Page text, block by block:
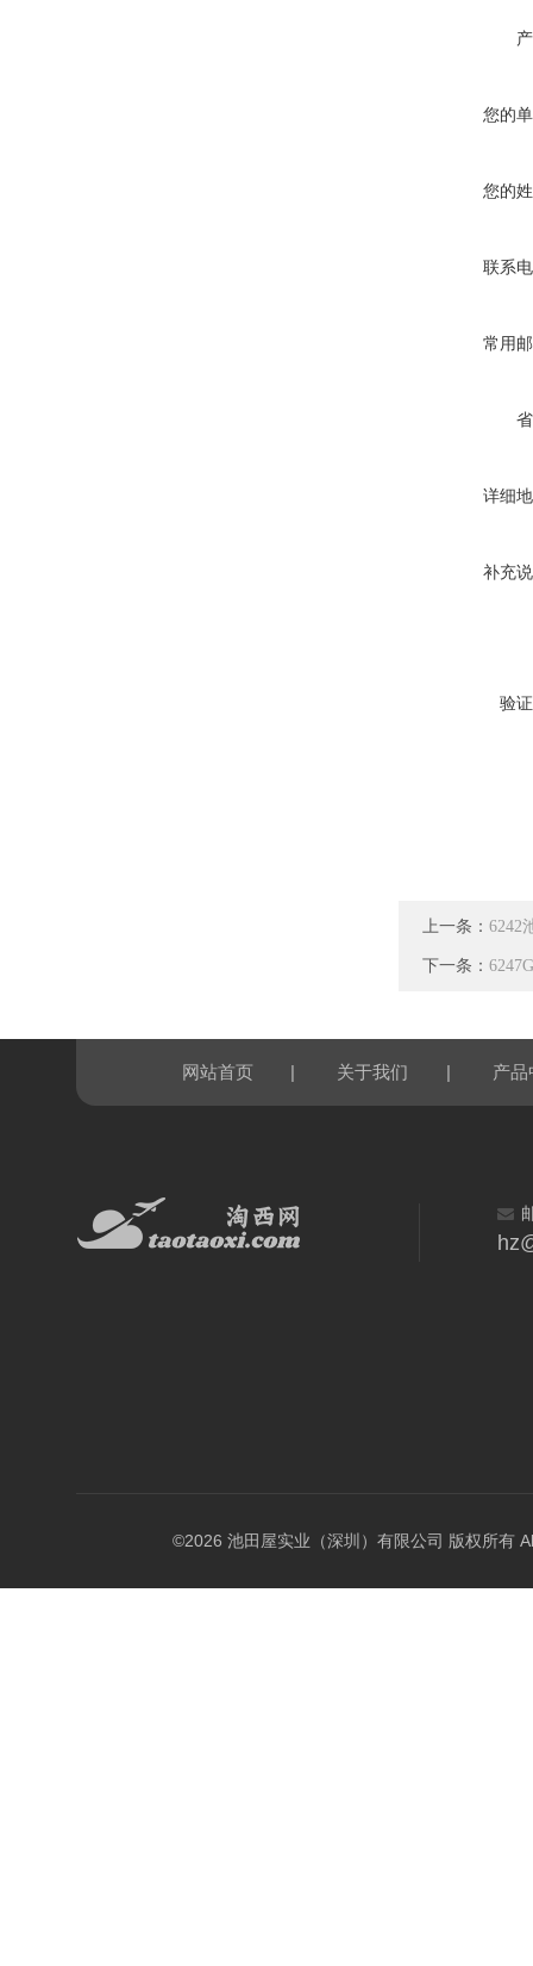
您的
您的
联系
常用
详细
补充
验
上一条： 6242
下一条：
网站首页 | 关于我们 | 产品
©2026 池田屋实业（深圳）有限公司 版权所有